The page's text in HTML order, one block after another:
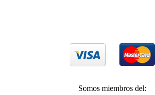
Somos miembros del: